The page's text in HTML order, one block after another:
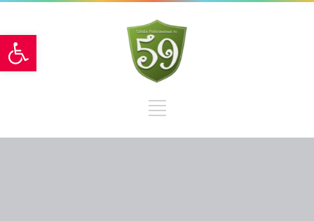
Otwórz pasek narzędzi